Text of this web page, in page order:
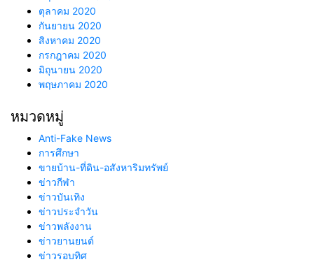
ตุลาคม 2020
กันยายน 2020
สิงหาคม 2020
กรกฎาคม 2020
มิถุนายน 2020
พฤษภาคม 2020
หมวดหมู่
Anti-Fake News
การศึกษา
ขายบ้าน-ที่ดิน-อสังหาริมทรัพย์
ข่าวกีฬา
ข่าวบันเทิง
ข่าวประจำวัน
ข่าวพลังงาน
ข่าวยานยนต์
ข่าวรอบทิศ